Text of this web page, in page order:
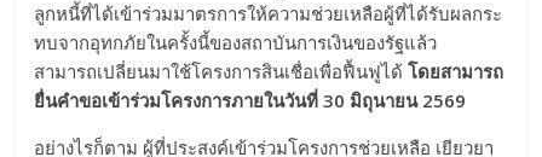
ลูกหนี้ที่ได้เข้าร่วมมาตรการให้ความช่วยเหลือผู้ที่ได้รับผลกระ
ทบจากอุทกภัยในครั้งนี้ของสถาบันการเงินของรัฐแล้ว
สามารถเปลี่ยนมาใช้โครงการสินเชื่อเพื่อฟื้นฟูได้โดยสามารถ
ยื่นคำขอเข้าร่วมโครงการภายในวันที่30 มิถุนายน 2569
อย่างไรก็ตาม ผู้ที่ประสงค์เข้าร่วมโครงการช่วยเหลือ เยียวยา